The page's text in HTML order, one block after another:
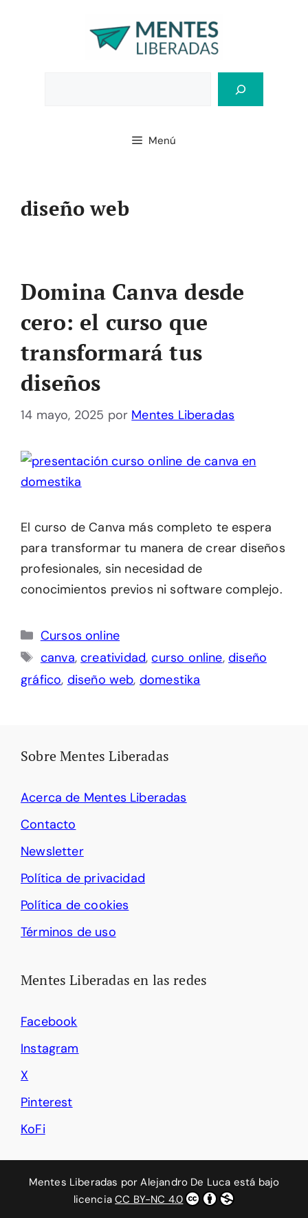
Menú
diseño web
Domina Canva desde
cero: el curso que
transformará tus
diseños
14 mayo, 2025 por Mentes Liberadas
El curso de Canva más completo te espera
para transformar tu manera de crear diseños
profesionales, sin necesidad de
conocimientos previos ni software complejo.
Categorías
Cursos online
Etiquetas
canva,creatividad,curso online, diseño
gráfico, diseño web, domestika
Sobre Mentes Liberadas
Acerca de Mentes Liberadas
Contacto
Newsletter
Política de privacidad
Política de cookies
Términos de uso
Mentes Liberadas en las redes
Facebook
Instagram
X
Pinterest
KoFi
Mentes Liberadas porAlejandro De Luca está bajo
licenciaCC BY-NC 4.0